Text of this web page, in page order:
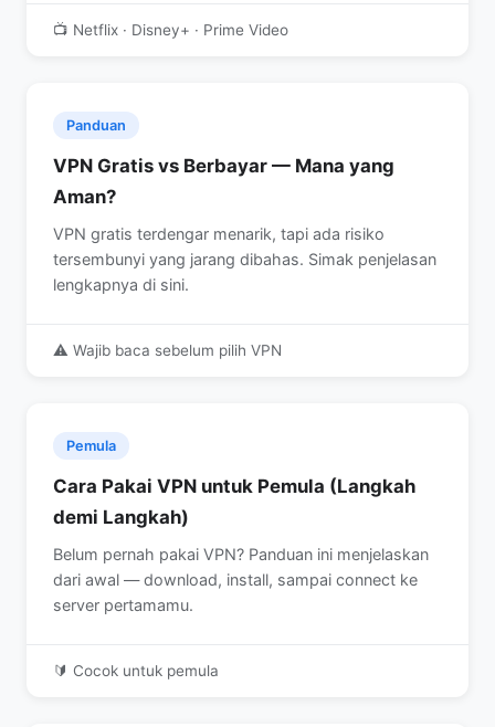
📺 Netflix · Disney+ · Prime Video
Panduan
VPN Gratis vs Berbayar — Mana yang
Aman?
VPN gratis terdengar menarik, tapi ada risiko
tersembunyi yang jarang dibahas. Simak penjelasan
lengkapnya di sini.
⚠️ Wajib baca sebelum pilih VPN
Pemula
Cara Pakai VPN untuk Pemula (Langkah
demi Langkah)
Belum pernah pakai VPN? Panduan ini menjelaskan
dari awal — download, install, sampai connect ke
server pertamamu.
🔰 Cocok untuk pemula